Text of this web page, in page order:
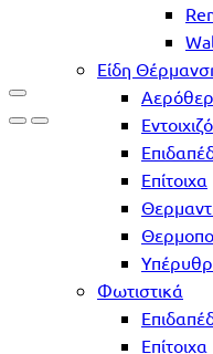
Είδη
Επίτοιχα
Φωτιστικά
Επίτοιχα